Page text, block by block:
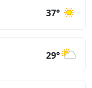
37°
29°